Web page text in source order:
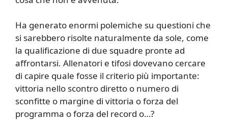
Ha generato enormi polemiche su questioni che
si sarebbero risolte naturalmente da sole, come
la qualificazione di due squadre pronte ad
affrontarsi. Allenatori e tifosi dovevano cercare
di capire quale fosse il criterio più importante:
vittoria nello scontro diretto o numero di
sconfitte o margine di vittoria o forza del
programma o forza del record o…?